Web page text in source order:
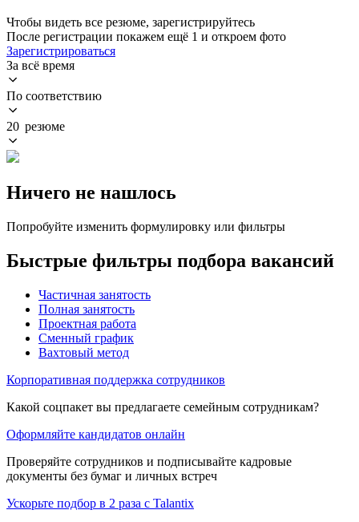
Чтобы видеть все резюме, зарегистрируйтесь
После регистрации покажем ещё 1 и откроем фото
Зарегистрироваться
За всё время
По соответствию
20 резюме
Ничего не нашлось
Попробуйте изменить формулировку или фильтры
Быстрые фильтры подбора вакансий
Частичная занятость
Полная занятость
Проектная работа
Сменный график
Вахтовый метод
Корпоративная поддержка сотрудников
Какой соцпакет вы предлагаете семейным сотрудникам?
Оформляйте кандидатов онлайн
Проверяйте сотрудников и подписывайте кадровые
документы без бумаг и личных встреч
Ускорьте подбор в 2 раза с Talantix